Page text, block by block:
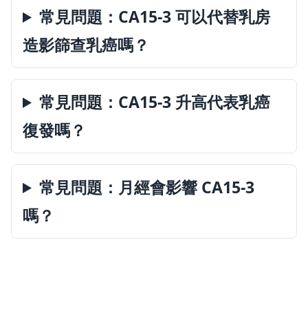
常見問題：CA15-3 可以代替乳房
造影篩查乳癌嗎？
常見問題：CA15-3 升高代表乳癌
復發嗎？
常見問題：月經會影響 CA15-3
嗎？